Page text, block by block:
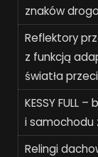
znaków
Reflektory
z funkcją
światła
KESSY FULL
i samochodu
Relingi